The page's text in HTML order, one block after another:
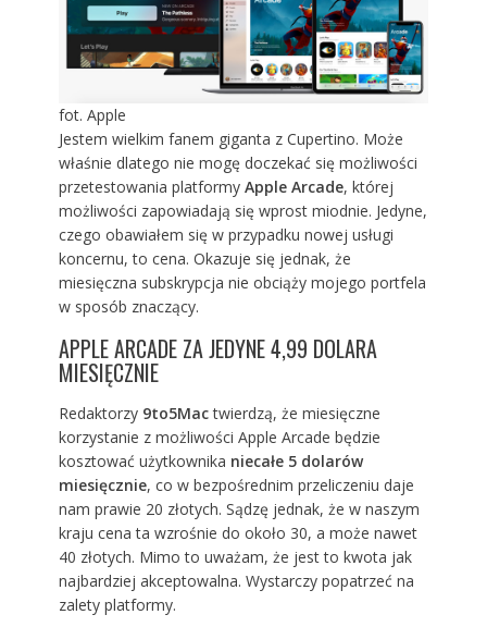
fot. Apple
Jestem wielkim fanem giganta z Cupertino. Może
właśnie dlatego nie mogę doczekać się możliwości
przetestowania platformy Apple Arcade, której
możliwości zapowiadają się wprost miodnie. Jedyne,
czego obawiałem się w przypadku nowej usługi
koncernu, to cena. Okazuje się jednak, że
miesięczna subskrypcja nie obciąży mojego portfela
w sposób znaczący.
APPLE ARCADE ZA JEDYNE 4,99 DOLARA
MIESIĘCZNIE
Redaktorzy 9to5Mactwierdzą, że miesięczne
korzystanie z możliwości Apple Arcade będzie
kosztować użytkownika niecałe 5 dolarów
miesięcznie, co w bezpośrednim przeliczeniu daje
nam prawie 20 złotych. Sądzę jednak, że w naszym
kraju cena ta wzrośnie do około 30, a może nawet
40 złotych. Mimo to uważam, że jest to kwota jak
najbardziej akceptowalna. Wystarczy popatrzeć na
zalety platformy.